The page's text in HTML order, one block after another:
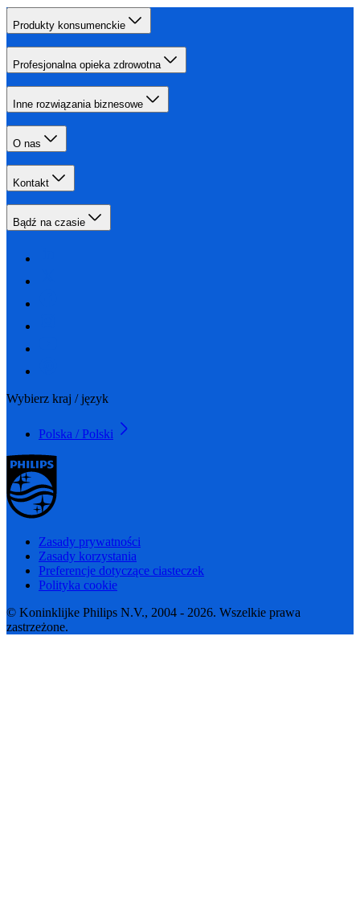
Produkty konsumenckie
Profesjonalna opieka zdrowotna
Inne rozwiązania biznesowe
O nas
Kontakt
Bądź na czasie
Wybierz kraj / język
Polska / Polski
Zasady prywatności
Zasady korzystania
Preferencje dotyczące ciasteczek
Polityka cookie
© Koninklijke Philips N.V., 2004 - 2026. Wszelkie prawa
zastrzeżone.